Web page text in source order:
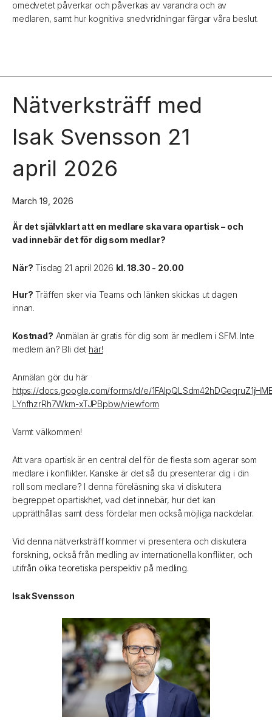
omedvetet påverkar och påverkas av varandra och av
medlaren, samt hur kognitiva snedvridningar färgar våra beslut.
Nätverksträff med
Isak Svensson 21
april 2026
March 19, 2026
Är det självklart att en medlare ska vara opartisk – och
vad innebär det för dig som medlar?
När? Tisdag 21 april 2026 kl. 18.30 - 20.00
Hur? Träffen sker via Teams och länken skickas ut dagen
innan.
Kostnad? Anmälan är gratis för dig som är medlem i SFM. Inte
medlem än? Bli det här!
Anmälan gör du här
https://docs.google.com/forms/d/e/
LYnfhzrRh7Wkm-xTJPBpbw/viewform
Varmt välkommen!
Att vara opartisk är en central del för de flesta som agerar som
medlare i konflikter. Kanske är det så du presenterar dig i din
roll som medlare? I denna föreläsning ska vi diskutera
begreppet opartiskhet, vad det innebär, hur det kan
upprätthållas samt dess fördelar men också möjliga nackdelar.
Vid denna nätverksträff kommer vi presentera och diskutera
forskning, också från medling av internationella konflikter, och
utifrån olika teoretiska perspektiv på medling.
Isak Svensson